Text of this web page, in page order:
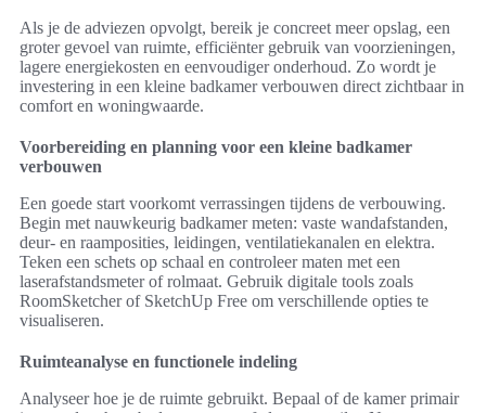
Als je de adviezen opvolgt, bereik je concreet meer opslag, een
groter gevoel van ruimte, efficiënter gebruik van voorzieningen,
lagere energiekosten en eenvoudiger onderhoud. Zo wordt je
investering in een kleine badkamer verbouwen direct zichtbaar in
comfort en woningwaarde.
Voorbereiding en planning voor een kleine badkamer
verbouwen
Een goede start voorkomt verrassingen tijdens de verbouwing.
Begin met nauwkeurig badkamer meten: vaste wandafstanden,
deur- en raamposities, leidingen, ventilatiekanalen en elektra.
Teken een schets op schaal en controleer maten met een
laserafstandsmeter of rolmaat. Gebruik digitale tools zoals
RoomSketcher of SketchUp Free om verschillende opties te
visualiseren.
Ruimteanalyse en functionele indeling
Analyseer hoe je de ruimte gebruikt. Bepaal of de kamer primair